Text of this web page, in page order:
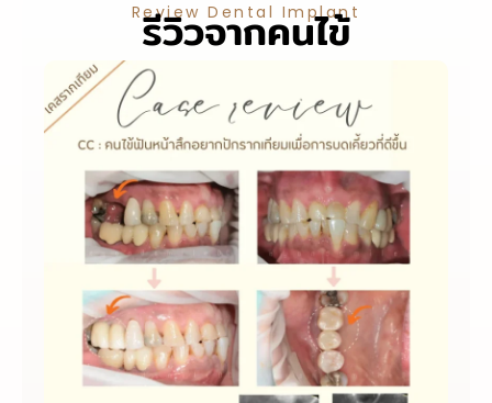
Review Dental Implant
รีวิวจากคนไข้